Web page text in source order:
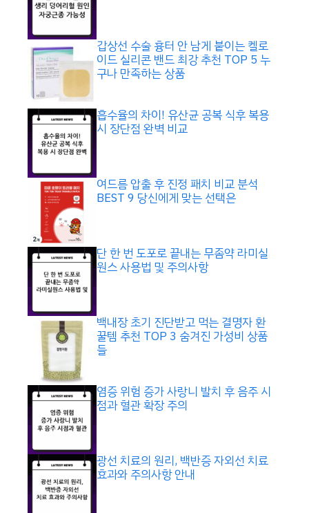
갑상선 수술 흉터 안 남게 붙이는 켈로
이드 실리콘 밴드 최강 추천 TOP 5 누
구나 만족하는 상품
흡수율의 차이! 유산균 공복 식후 복용
시 장단점 완벽 비교
여드름 압출 후 진정 패치 비교 분석
BEST 9 당신에게 맞는 선택은
단 한 번 도포로 끝내는 무좀약 라미실
원스 사용법 및 주의사항
백내장 초기 진단받고 먹는 결명자 환
꿀템 추천 TOP 3 숨겨진 가성비 상품
들
염증 위험 증가 사랑니 발치 후 음주 시
점과 혈관 확장 주의
광선 치료의 원리, 백반증 자외선 치료
효과와 주의사항 안내